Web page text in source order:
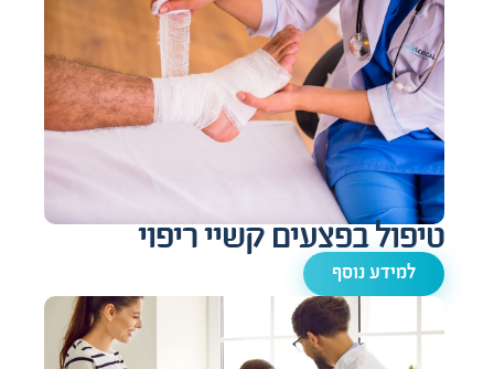
טיפול בפצעים קשיי ריפוי
למידע נוסף